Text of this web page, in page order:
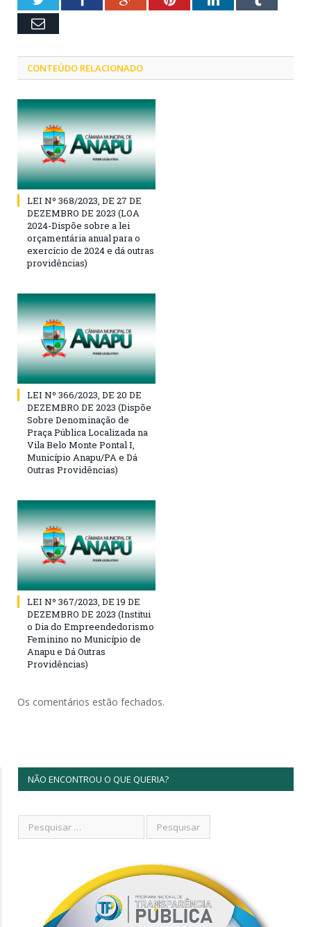
Email
CONTEÚDO RELACIONADO
LEI Nº 368/2023, DE 27 DE
DEZEMBRO DE 2023 (LOA
2024-Dispõe sobre a lei
orçamentária anual para o
exercício de 2024 e dá outras
providências)
LEI Nº 366/2023, DE 20 DE
DEZEMBRO DE 2023 (Dispõe
Sobre Denominação de
Praça Pública Localizada na
Vila Belo Monte Pontal I,
Município Anapu/PA e Dá
Outras Providências)
LEI Nº 367/2023, DE 19 DE
DEZEMBRO DE 2023 (Institui
o Dia do Empreendedorismo
Feminino no Município de
Anapu e Dá Outras
Providências)
Os comentários estão fechados.
NÃO ENCONTROU O QUE QUERIA?